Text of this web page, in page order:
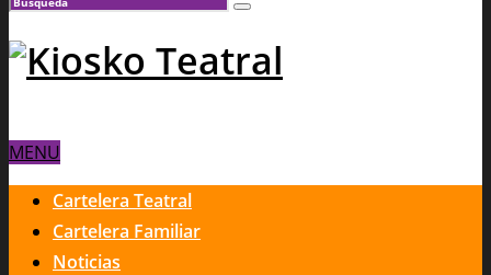
MENU
Cartelera Teatral
Cartelera Familiar
Noticias